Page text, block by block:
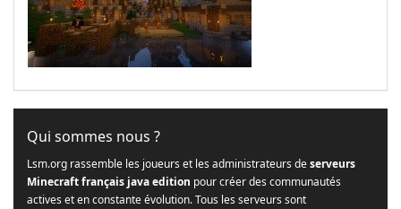
Qui sommes nous ?
Lsm.org rassemble les joueurs et les administrateurs deserveurs
Minecraft français java edition pour créer des communautés
actives et en constante évolution. Tous les serveurs sont